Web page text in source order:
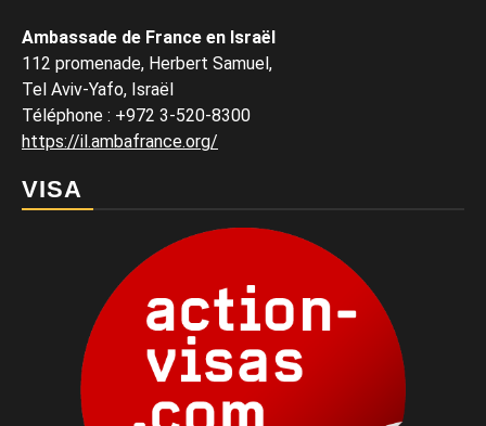
Ambassade de France en Israël
112 promenade, Herbert Samuel,
Tel Aviv-Yafo, Israël
Téléphone : +972 3-520-8300
https://il.ambafrance.org/
VISA